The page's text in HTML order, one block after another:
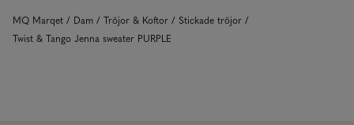
MQ Marqet Dam Tröjor & Koftor
Stickade tröjor
Twist & Tango Jenna sweater PURPLE